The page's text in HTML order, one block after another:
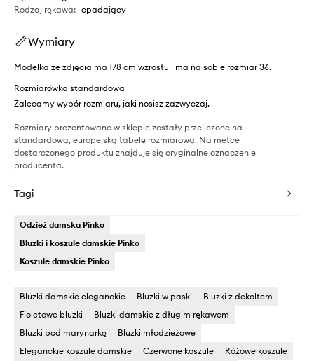
Rodzaj rękawa: opadający
Wymiary
Modelka ze zdjęcia ma 178 cm wzrostu i ma na sobie rozmiar 36.
Rozmiarówka standardowa
Zalecamy wybór rozmiaru, jaki nosisz zazwyczaj.
Rozmiary prezentowane w sklepie zostały przeliczone na
standardową, europejską tabelę rozmiarową. Na metce
dostarczonego produktu znajduje się oryginalne oznaczenie
producenta.
Tagi
Odzież damska Pinko
Bluzki i koszule damskie Pinko
Koszule damskie Pinko
Bluzki damskie eleganckie Bluzki w paski
Bluzki z dekoltem
Fioletowe bluzki
Bluzki damskie z długim rękawem
Bluzki pod marynarkę
Bluzki młodzieżowe
Eleganckie koszule damskie
Czerwone koszule
Różowe koszule